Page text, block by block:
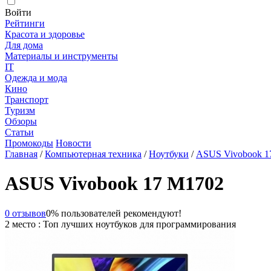
Войти
Рейтинги
Красота и здоровье
Для дома
Материалы и инструменты
IT
Одежда и мода
Кино
Транспорт
Туризм
Обзоры
Статьи
Промокоды Новости
Главная /Компьютерная техника /Ноутбуки / ASUS Vivobook
ASUS Vivobook 17 M1702
0 отзывов0% пользователей рекомендуют!
2 место : Топ лучших ноутбуков для программирования